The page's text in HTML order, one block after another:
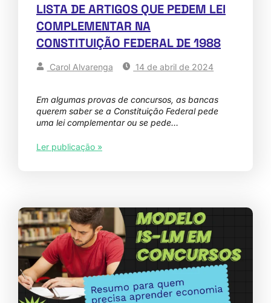
LISTA DE ARTIGOS QUE PEDEM LEI
COMPLEMENTAR NA
CONSTITUIÇÃO FEDERAL DE 1988
Carol Alvarenga 14 de abril de 2024
Em algumas provas de concursos, as bancas
querem saber se a Constituição Federal pede
uma lei complementar ou se pede…
Ler publicação »